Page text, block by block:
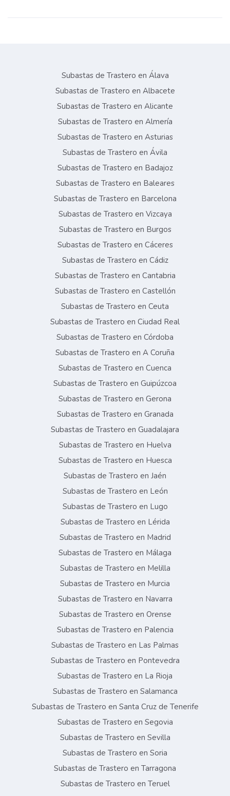
Subastas de Trastero en Álava
Subastas de Trastero en Albacete
Subastas de Trastero en Alicante
Subastas de Trastero en Almería
Subastas de Trastero en Asturias
Subastas de Trastero en Ávila
Subastas de Trastero en Badajoz
Subastas de Trastero en Baleares
Subastas de Trastero en Barcelona
Subastas de Trastero en Vizcaya
Subastas de Trastero en Burgos
Subastas de Trastero en Cáceres
Subastas de Trastero en Cádiz
Subastas de Trastero en Cantabria
Subastas de Trastero en Castellón
Subastas de Trastero en Ceuta
Subastas de Trastero en Ciudad Real
Subastas de Trastero en Córdoba
Subastas de Trastero en A Coruña
Subastas de Trastero en Cuenca
Subastas de Trastero en Guipúzcoa
Subastas de Trastero en Gerona
Subastas de Trastero en Granada
Subastas de Trastero en Guadalajara
Subastas de Trastero en Huelva
Subastas de Trastero en Huesca
Subastas de Trastero en Jaén
Subastas de Trastero en León
Subastas de Trastero en Lugo
Subastas de Trastero en Lérida
Subastas de Trastero en Madrid
Subastas de Trastero en Málaga
Subastas de Trastero en Melilla
Subastas de Trastero en Murcia
Subastas de Trastero en Navarra
Subastas de Trastero en Orense
Subastas de Trastero en Palencia
Subastas de Trastero en Las Palmas
Subastas de Trastero en Pontevedra
Subastas de Trastero en La Rioja
Subastas de Trastero en Salamanca
Subastas de Trastero en Santa Cruz de Tenerife
Subastas de Trastero en Segovia
Subastas de Trastero en Sevilla
Subastas de Trastero en Soria
Subastas de Trastero en Tarragona
Subastas de Trastero en Teruel